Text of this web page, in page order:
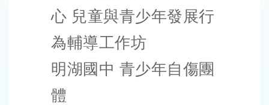
心 兒童與青少年發展行
為輔導工作坊
明湖國中 青少年自傷團
體